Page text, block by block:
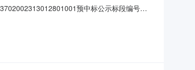
预中标公示标段编号：
招标